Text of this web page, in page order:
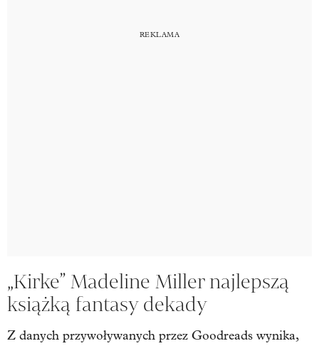
„Kirke” Madeline Miller najlepszą
książką fantasy dekady
Z danych przywoływanych przez Goodreads wynika,